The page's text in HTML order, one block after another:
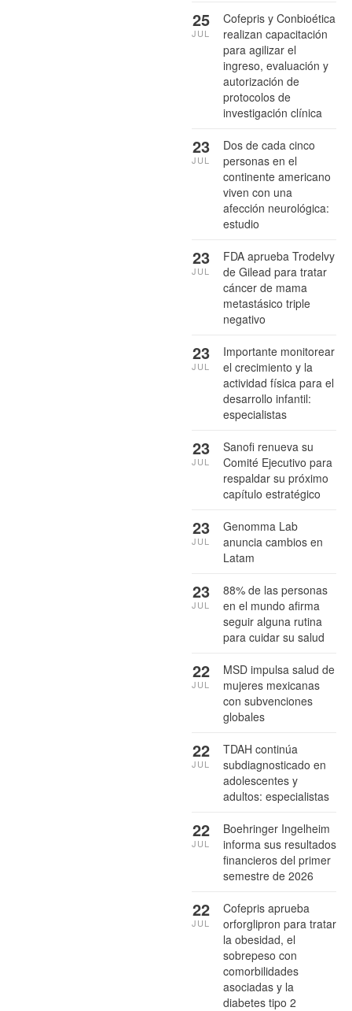
Cofepris y Conbioética
realizan capacitación
para agilizar el
ingreso, evaluación y
autorización de
protocolos de
investigación clínica
25
JUL
Dos de cada cinco
personas en el
continente americano
viven con una
afección neurológica:
estudio
23
JUL
FDA aprueba Trodelvy
de Gilead para tratar
cáncer de mama
metastásico triple
negativo
23
JUL
Importante monitorear
el crecimiento y la
actividad física para el
desarrollo infantil:
especialistas
23
JUL
Sanofi renueva su
Comité Ejecutivo para
respaldar su próximo
capítulo estratégico
23
JUL
Genomma Lab
anuncia cambios en
Latam
23
JUL
88% de las personas
en el mundo afirma
seguir alguna rutina
para cuidar su salud
23
JUL
MSD impulsa salud de
mujeres mexicanas
con subvenciones
globales
22
JUL
TDAH continúa
subdiagnosticado en
adolescentes y
adultos: especialistas
22
JUL
Boehringer Ingelheim
informa sus resultados
financieros del primer
semestre de 2026
22
JUL
Cofepris aprueba
orforglipron para tratar
la obesidad, el
sobrepeso con
comorbilidades
asociadas y la
diabetes tipo 2
22
JUL